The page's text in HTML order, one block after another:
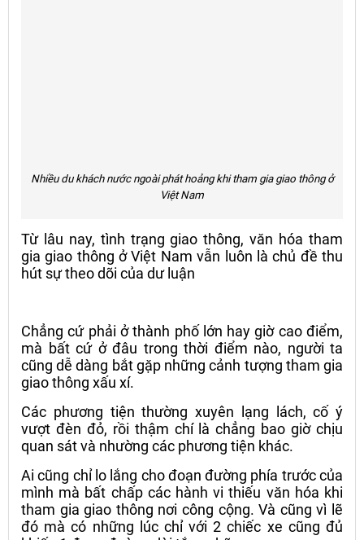
Nhiều du khách nước ngoài phát hoảng khi tham gia giao thông ở
Việt Nam
Từ lâu nay, tình trạng giao thông, văn hóa tham
gia giao thông ở Việt Nam vẫn luôn là chủ đề thu
hút sự theo dõi của dư luận
Chẳng cứ phải ở thành phố lớn hay giờ cao điểm,
mà bất cứ ở đâu trong thời điểm nào, người ta
cũng dễ dàng bắt gặp những cảnh tượng tham gia
giao thông xấu xí.
Các phương tiện thường xuyên lạng lách, cố ý
vượt đèn đỏ, rồi thậm chí là chẳng bao giờ chịu
quan sát và nhường các phương tiện khác.
Ai cũng chỉ lo lắng cho đoạn đường phía trước của
mình mà bất chấp các hành vi thiếu văn hóa khi
tham gia giao thông nơi công cộng. Và cũng vì lẽ
đó mà có những lúc chỉ với 2 chiếc xe cũng đủ